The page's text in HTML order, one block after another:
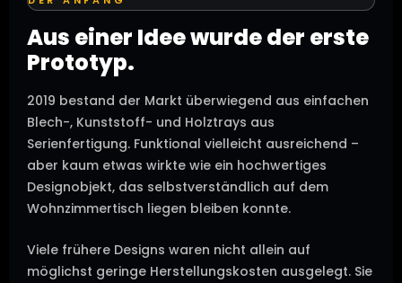
Aus einer Idee wurde der erste
Prototyp.
2019 bestand der Markt überwiegend aus einfachen
Blech-, Kunststoff- und Holztrays aus
Serienfertigung. Funktional vielleicht ausreichend –
aber kaum etwas wirkte wie ein hochwertiges
Designobjekt, das selbstverständlich auf dem
Wohnzimmertisch liegen bleiben konnte.
Viele frühere Designs waren nicht allein auf
möglichst geringe Herstellungskosten ausgelegt. Sie